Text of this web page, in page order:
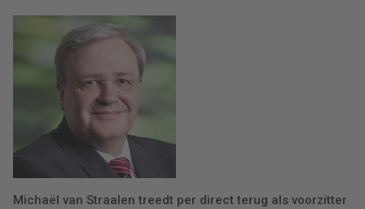
Michaël van Straalen treedt per direct terug als voorzitter